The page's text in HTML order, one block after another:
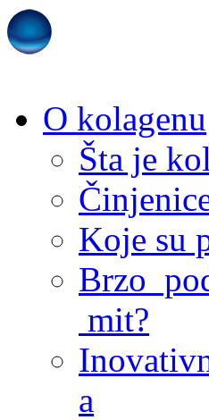
O kolagenu
Šta je
Koje su
Brzo
mit?
a